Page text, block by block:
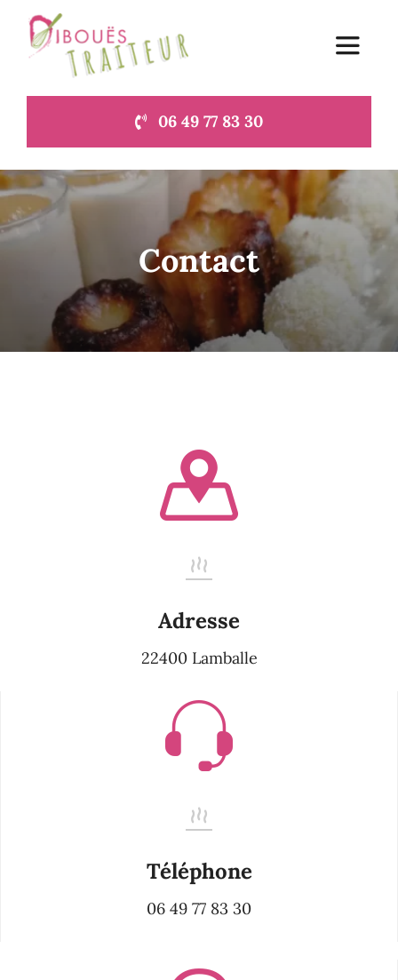
Passer
Toggle
Le blog du traiteur à Lamballe
Contact
06 49 77 83 30
Contact
Adresse
22400 Lamballe
Téléphone
06 49 77 83 30